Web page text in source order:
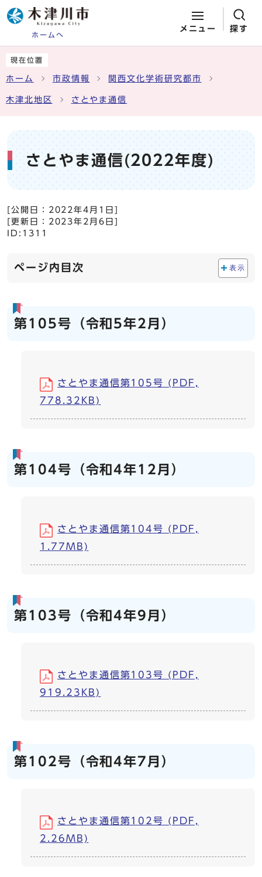
ホームへ
メニュー 探す
現在位置
ホーム 市政情報 関西文化学術研究都市
木津北地区 さとやま通信
さとやま通信(2022年度)
[公開日： 2022年4月1日
[更新日： 2023年2月6日
ID:1311
ページ内目次 表示
第105号（令和5年2月）
さとやま通信第105号 (PDF,
778.32KB)
第104号（令和4年12月）
さとやま通信第104号 (PDF,
1.77MB)
第103号（令和4年9月）
さとやま通信第103号 (PDF,
919.23KB)
第102号（令和4年7月）
さとやま通信第102号 (PDF,
2.26MB)